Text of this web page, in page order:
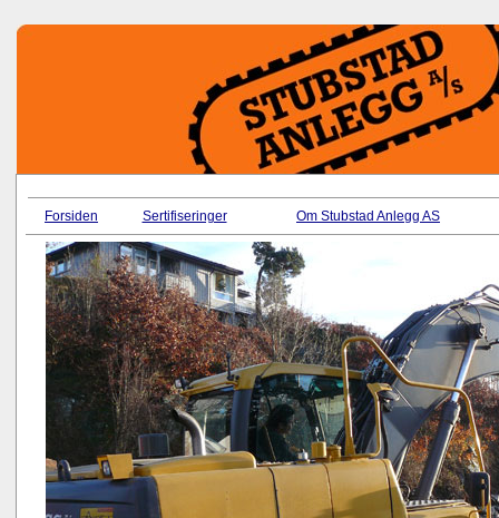
Forsiden Sertifiseringer Om Stubstad Anlegg AS